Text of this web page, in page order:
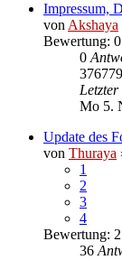
Impressum,
von Akshaya
Bewertung:
0
376779
Mo 5.
Update des
von Thuraya
1
2
3
4
Bewertung:
36